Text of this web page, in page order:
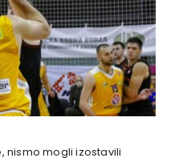
nismo mogli izostavili